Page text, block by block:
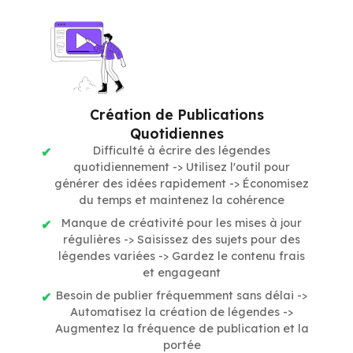
Création de Publications
Quotidiennes
Difficulté à écrire des légendes
quotidiennement -> Utilisez l'outil pour
générer des idées rapidement -> Économisez
du temps et maintenez la cohérence
Manque de créativité pour les mises à jour
régulières -> Saisissez des sujets pour des
légendes variées -> Gardez le contenu frais
et engageant
Besoin de publier fréquemment sans délai ->
Automatisez la création de légendes ->
Augmentez la fréquence de publication et la
portée